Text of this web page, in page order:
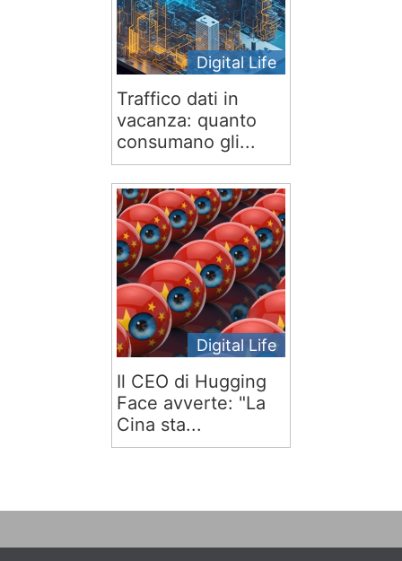
Digital Life
Traffico dati in
vacanza: quanto
consumano gli...
Digital Life
Il CEO di Hugging
Face avverte: "La
Cina sta...